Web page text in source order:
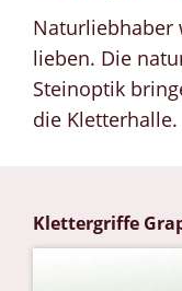
Naturliebhaber
lieben. Die
Steinoptik
die Kletterhalle.
Klettergriffe